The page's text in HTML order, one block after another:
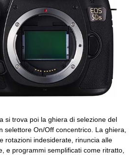
si trova poi la ghiera di selezione del
selettore On/Off concentrico. La ghiera,
rotazioni indesiderate, rinuncia alle
e programmi semplificati come ritratto,